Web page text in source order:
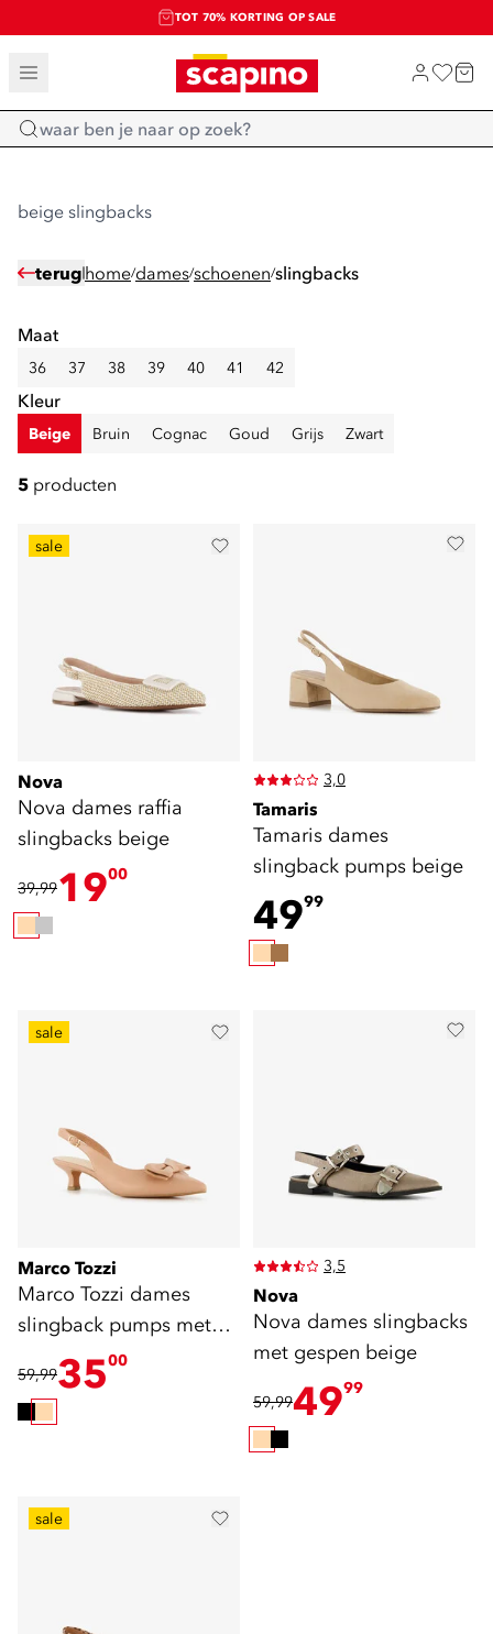
TOT 70% KORTING OP SALE
SALE: LAATSTE KANS!
SHOP NIEUW
Home
beige slingbacks
terug home/dames/schoenen/slingbacks
Maat
36 37 38 39 40 41 42
Kleur
Beige Bruin Cognac Goud Grijs Zwart
5 producten
sale
Nova
Nova dames raffia
slingbacks beige
39,991900
3,0
Tamaris
Tamaris dames
slingback pumps beige
4999
sale
Marco Tozzi
Marco Tozzi dames
slingback pumps met
strik beige
59,993500
3,5
Nova
Nova dames slingbacks
met gespen beige
59,994999
sale